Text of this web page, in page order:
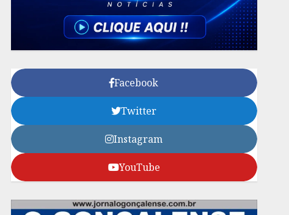
Facebook
Twitter
Instagram
YouTube